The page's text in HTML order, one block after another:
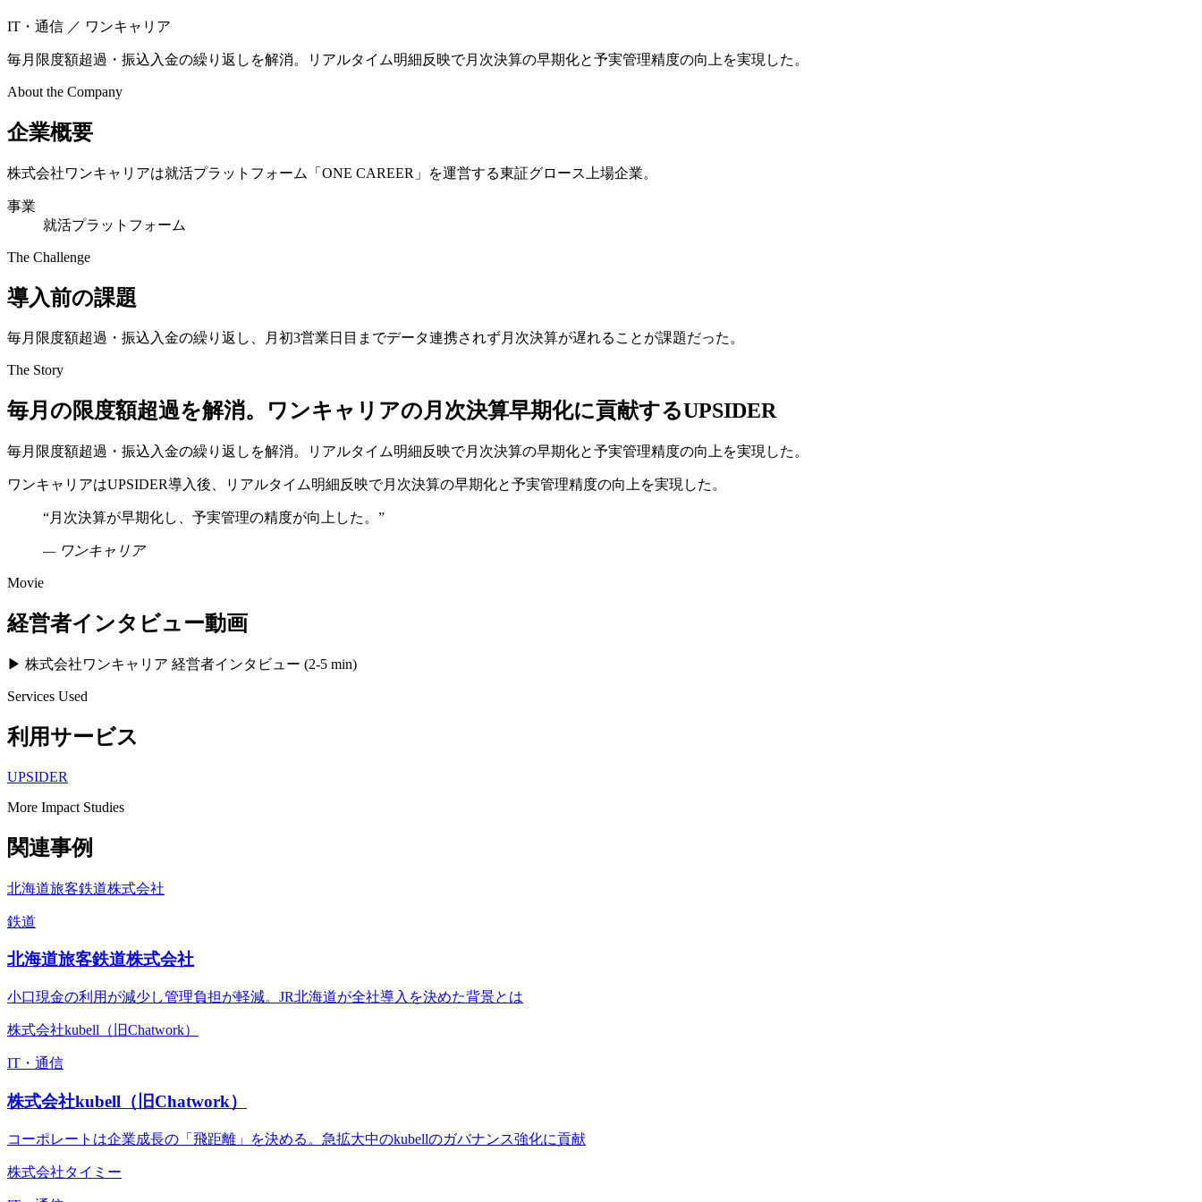
IT・通信 ／ ワンキャリア
毎月限度額超過・振込入金の繰り返しを解消。リアルタイム明細反映で月次決算の早期化と予実管理精度の向上を実現した。
About the Company
企業概要
株式会社ワンキャリアは就活プラットフォーム「ONE CAREER」を運営する東証グロース上場企業。
事業
就活プラットフォーム
The Challenge
導入前の課題
毎月限度額超過・振込入金の繰り返し、月初3営業日目までデータ連携されず月次決算が遅れることが課題だった。
The Story
毎月の限度額超過を解消。ワンキャリアの月次決算早期化に貢献するUPSIDER
毎月限度額超過・振込入金の繰り返しを解消。リアルタイム明細反映で月次決算の早期化と予実管理精度の向上を実現した。
ワンキャリアはUPSIDER導入後、リアルタイム明細反映で月次決算の早期化と予実管理精度の向上を実現した。
“月次決算が早期化し、予実管理の精度が向上した。 ”
— ワンキャリア
Movie
経営者インタビュー動画
▶ 株式会社ワンキャリア 経営者インタビュー (2-5 min)
Services Used
利用サービス
UPSIDER
More Impact Studies
関連事例
北海道旅客鉄道株式会社
鉄道
北海道旅客鉄道株式会社
小口現金の利用が減少し管理負担が軽減。JR北海道が全社導入を決めた背景とは
株式会社kubell（旧Chatwork）
IT・通信
株式会社kubell（旧Chatwork）
コーポレートは企業成長の「飛距離」を決める。急拡大中のkubellのガバナンス強化に貢献
株式会社タイミー